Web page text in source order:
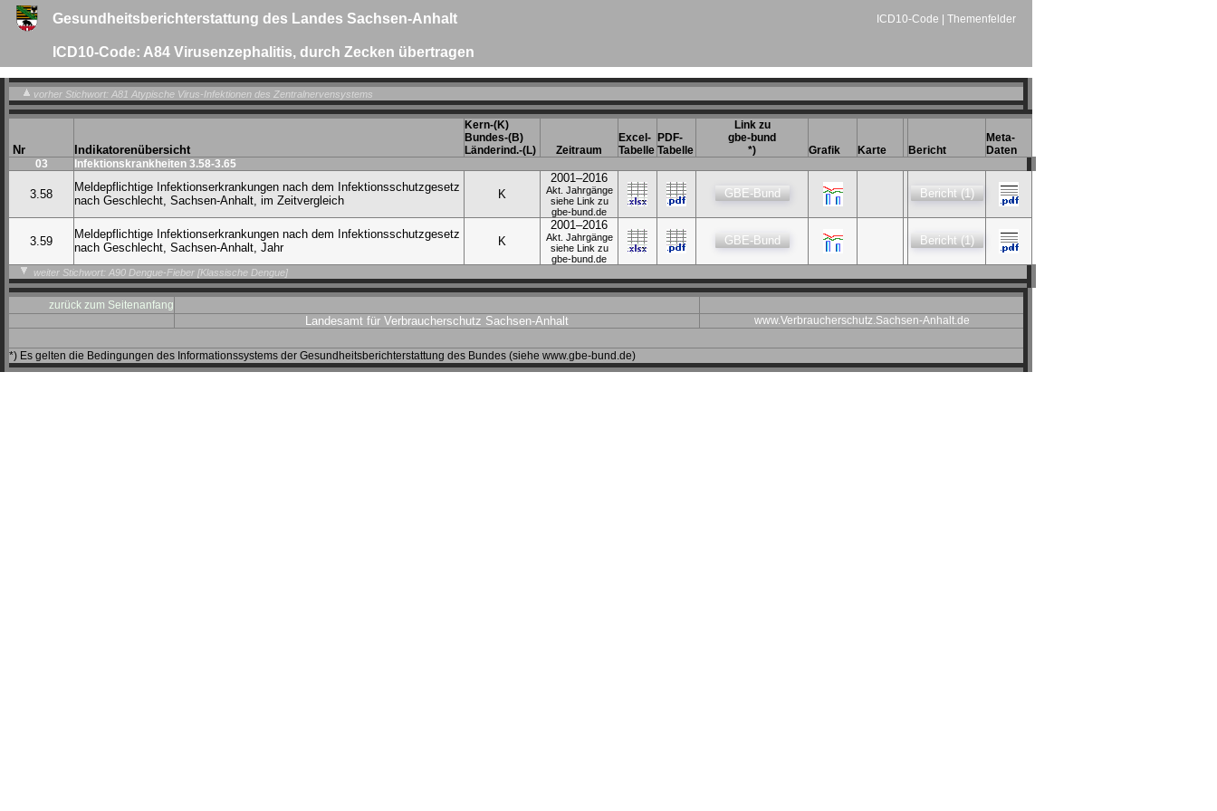
Gesundheitsberichterstattung des Landes Sachsen-Anhalt ICD10-Code Themenfelder
ICD10-Code: A84 Virusenzephalitis, durch Zecken übertragen
vorher Stichwort: A81 Atypische Virus-Infektionen des Zentralnervensystems
Nr Indikatorenübersicht
Kern-(K)
Bundes-(B)
Länderind.-(L)
Zeitraum
Excel-
Tabelle
PDF-
Tabelle
Link zu
gbe-bund
*)
Grafik Karte Bericht
Meta-
Daten
03
Infektionskrankheiten 3.58-3.65
3.58
Meldepflichtige Infektionserkrankungen nach dem Infektionsschutzgesetz
nach Geschlecht, Sachsen-Anhalt, im Zeitvergleich
K
2001–2016
Akt. Jahrgänge
siehe Link zu
gbe-bund.de
GBE-Bund Bericht (1)
3.59
Meldepflichtige Infektionserkrankungen nach dem Infektionsschutzgesetz
nach Geschlecht, Sachsen-Anhalt, Jahr
K
2001–2016
Akt. Jahrgänge
siehe Link zu
gbe-bund.de
GBE-Bund Bericht (1)
weiter Stichwort: A90 Dengue-Fieber [Klassische Dengue]
zurück zum Seitenanfang
Landesamt für Verbraucherschutz Sachsen-Anhalt www.Verbraucherschutz.Sachsen-Anhalt.de
*) Es gelten die Bedingungen des Informationssystems der Gesundheitsberichterstattung des Bundes (siehe www.gbe-bund.de)